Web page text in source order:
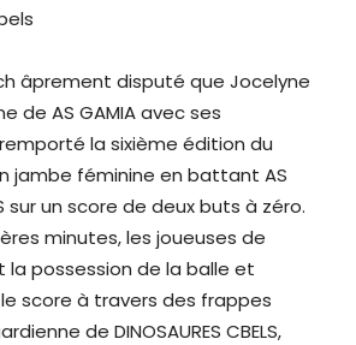
âprement disputé que Jocelyne
de AS GAMIA avec ses
la sixième édition du
jambe féminine en battant AS
sur un score de deux buts à zéro.
minutes, les joueuses de
la possession de la balle et
score à travers des frappes
de DINOSAURES CBELS,